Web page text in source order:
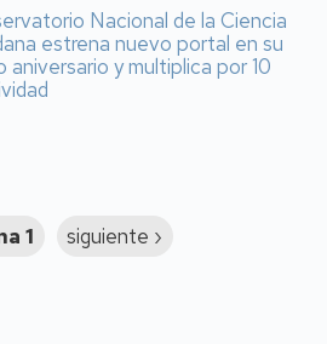
Nacional de la Ciencia
estrena nuevo portal en su
aniversario y multiplica por 10
1
Siguiente
siguiente ›